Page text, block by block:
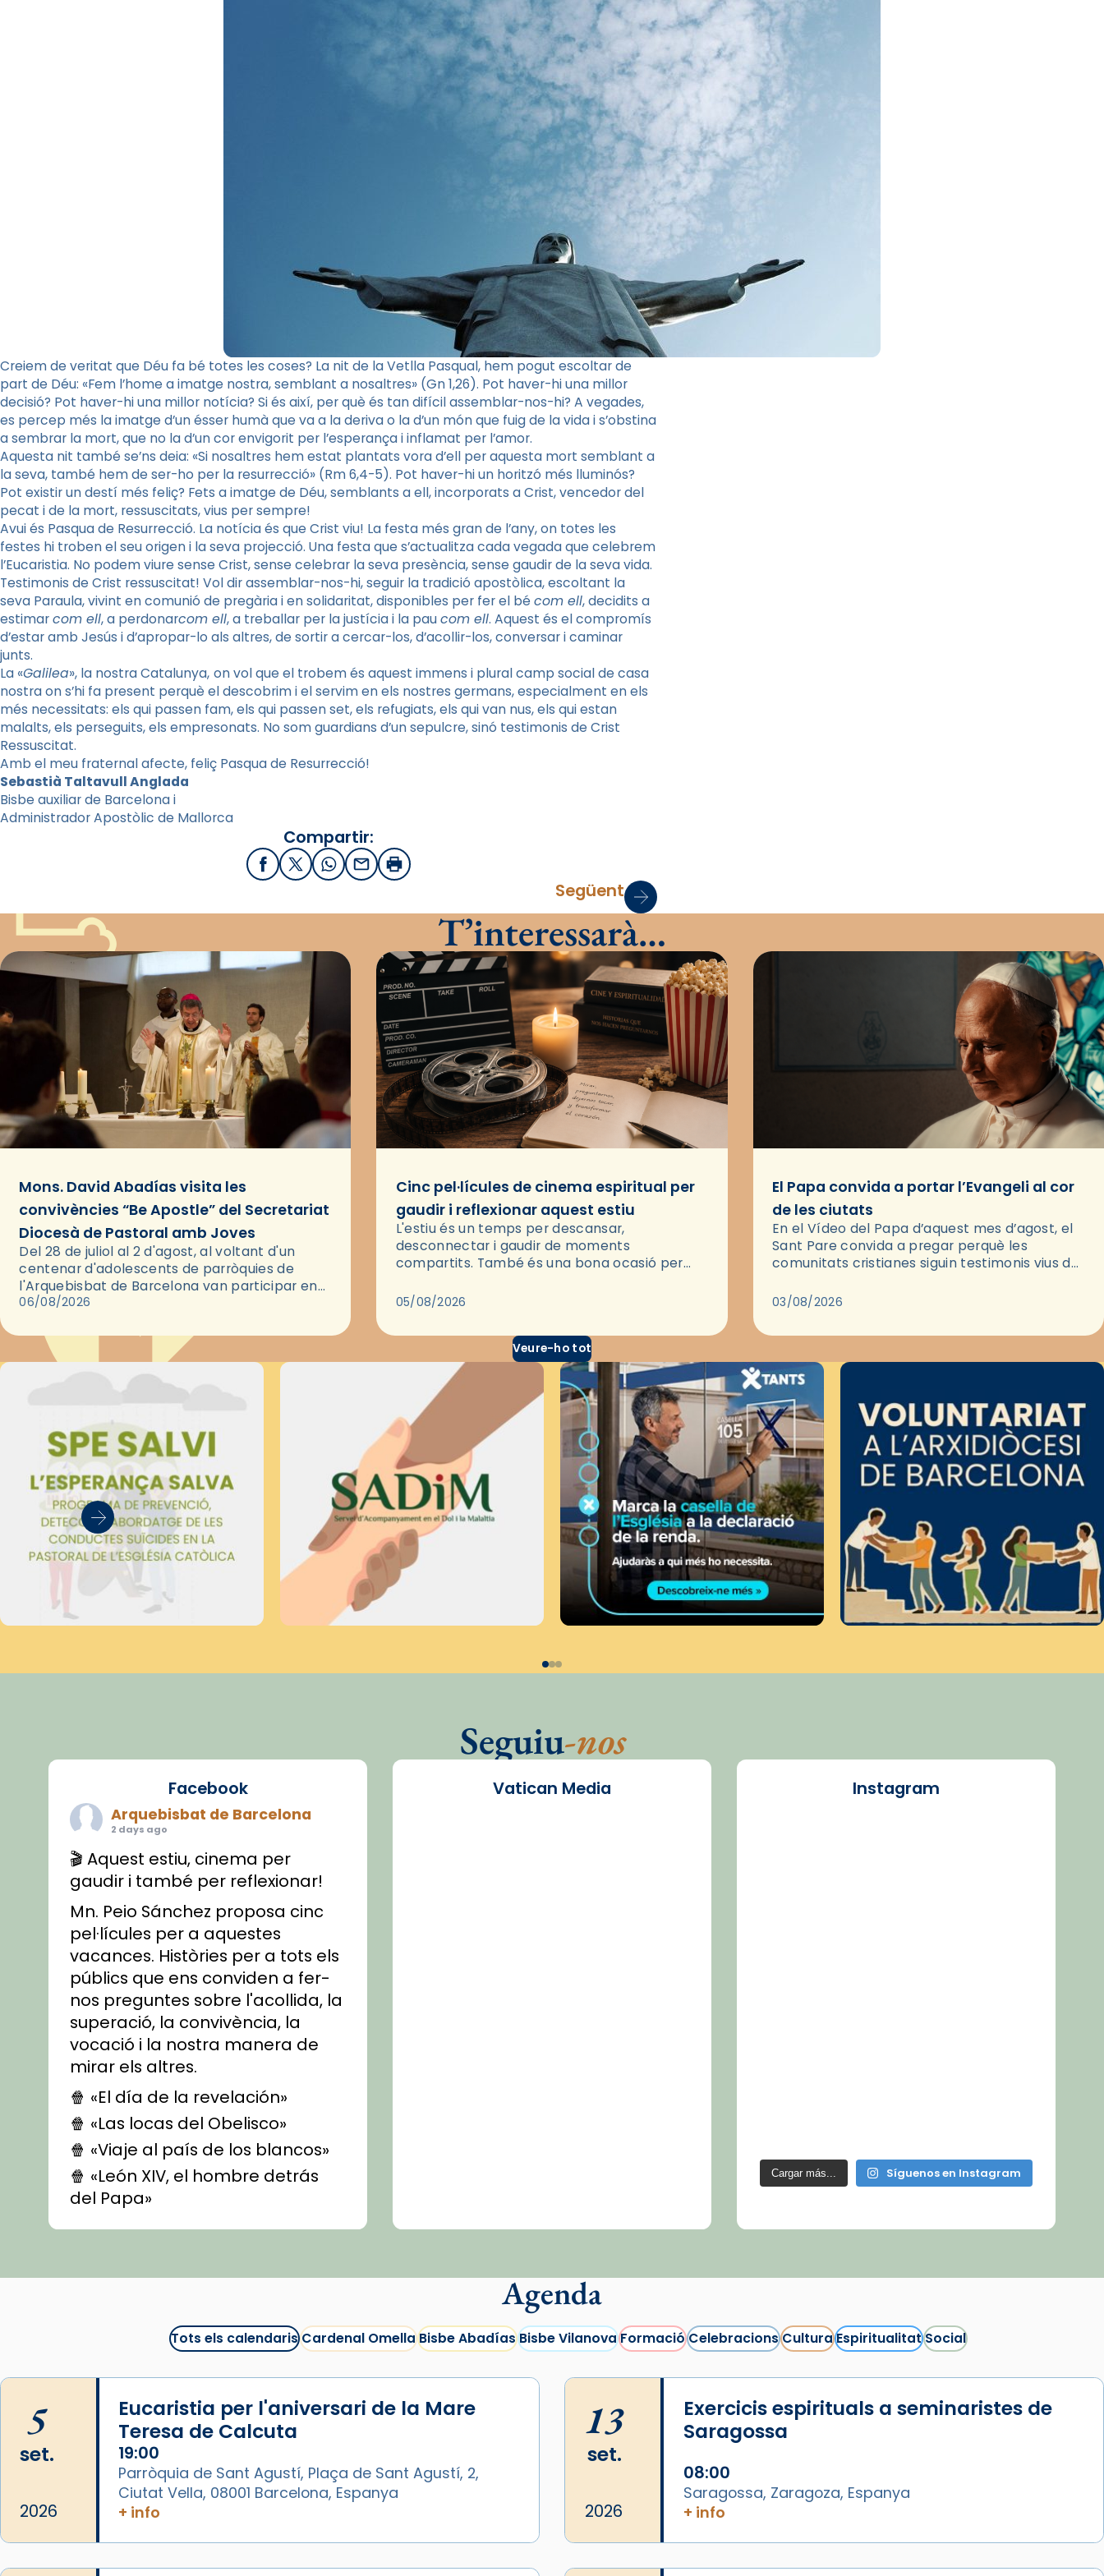
Creiem de veritat que Déu fa bé totes les coses? La nit de la Vetlla Pasqual, hem pogut escoltar de
part de Déu: «Fem l’home a imatge nostra, semblant a nosaltres» (Gn 1,26). Pot haver-hi una millor
decisió? Pot haver-hi una millor notícia? Si és així, per què és tan difícil assemblar-nos-hi? A vegades,
es percep més la imatge d’un ésser humà que va a la deriva o la d’un món que fuig de la vida i s’obstina
a sembrar la mort, que no la d’un cor envigorit per l’esperança i inflamat per l’amor.
Aquesta nit també se’ns deia: «Si nosaltres hem estat plantats vora d’ell per aquesta mort semblant a
la seva, també hem de ser-ho per la resurrecció» (Rm 6,4-5). Pot haver-hi un horitzó més lluminós?
Pot existir un destí més feliç? Fets a imatge de Déu, semblants a ell, incorporats a Crist, vencedor del
pecat i de la mort, ressuscitats, vius per sempre!
Avui és Pasqua de Resurrecció. La notícia és que Crist viu! La festa més gran de l’any, on totes les
festes hi troben el seu origen i la seva projecció. Una festa que s’actualitza cada vegada que celebrem
l’Eucaristia. No podem viure sense Crist, sense celebrar la seva presència, sense gaudir de la seva vida.
Testimonis de Crist ressuscitat! Vol dir assemblar-nos-hi, seguir la tradició apostòlica, escoltant la
seva Paraula, vivint en comunió de pregària i en solidaritat, disponibles per fer el bé com ell, decidits a
estimarcom ell, a perdonarcom ell, a treballar per la justícia i la paucom ell. Aquest és el compromís
d’estar amb Jesús i d’apropar-lo als altres, de sortir a cercar-los, d’acollir-los, conversar i caminar
junts.
La «Galilea», la nostra Catalunya, on vol que el trobem és aquest immens i plural camp social de casa
nostra on s’hi fa present perquè el descobrim i el servim en els nostres germans, especialment en els
més necessitats: els qui passen fam, els qui passen set, els refugiats, els qui van nus, els qui estan
malalts, els perseguits, els empresonats. No som guardians d’un sepulcre, sinó testimonis de Crist
Ressuscitat.
Amb el meu fraternal afecte, feliç Pasqua de Resurrecció!
Sebastià Taltavull Anglada
Bisbe auxiliar de Barcelona i
Administrador Apostòlic de Mallorca
Compartir:
FacebookX / Twitter
WhatsApp
EmailImprimir
Següent
T’interessarà…
Mons. David Abadías visita les
convivències “Be Apostle” del Secretariat
Diocesà de Pastoral amb Joves
Del 28 de juliol al 2 d'agost, al voltant d'un
centenar d'adolescents de parròquies de
l'Arquebisbat de Barcelona van participar en
les convivències Be Apostle, organitzades pel
06/08/2026
Cinc pel·lícules de cinema espiritual per
gaudir i reflexionar aquest estiu
L'estiu és un temps per descansar,
desconnectar i gaudir de moments
compartits. També és una bona ocasió per
través del cinema, reflexionar sobre les…
05/08/2026
El Papa convida a portar l’Evangeli al cor
de les ciutats
En el Vídeo del Papa d’aquest mes d’agost, el
Sant Pare convida a pregar perquè les
comunitats cristianes siguin testimonis vius de
pregària, el…
03/08/2026
Veure-ho tot
Seguiu-nos
Facebook
Arquebisbat de Barcelona
2 days ago
🎬 Aquest estiu, cinema per
gaudir i també per reflexionar!
Mn. Peio Sánchez proposa cinc
pel·lícules per a aquestes
vacances. Històries per a tots els
públics que ens conviden a fer-
nos preguntes sobre l'acollida, la
superació, la convivència, la
vocació i la nostra manera de
mirar els altres.
🍿 «El día de la revelación»
🍿 «Las locas del Obelisco»
🍿 «Viaje al país de los blancos»
🍿 «León XIV, el hombre detrás
del Papa»
🍿 «Las ovejas detectives»
recomanacions i prepara una
#CinemaEspiritualitual
@cinemaspiritcat
Imatge: Generada amb IA
(OpenAI)
Video
View on Facebook
Arquebisbat de Barcelona
1 week ago
La Carmina va patir depressió.
Fa gairebé dos mesos, a l'Estadi
Vatican Media Instagram
Cargar más... Síguenos en Instagram
Agenda
Tots els calendarisCardenal OmellaBisbe AbadíasBisbe VilanovaFormacióCelebracionsCulturaEspiritualitatSocial
5
set.
2026
Eucaristia per l'aniversari de la Mare
Teresa de Calcuta
19:00
Parròquia de Sant Agustí, Plaça de Sant Agustí, 2,
Ciutat Vella, 08001 Barcelona, Espanya
+ info
13
set.
2026
Exercicis espirituals a seminaristes de
Saragossa
08:00
Saragossa, Zaragoza, Espanya
+ info